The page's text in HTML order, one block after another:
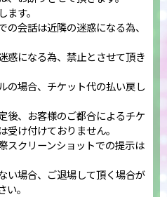
す。
会話は近隣の迷惑になる為、
惑になる為、禁止とさせて頂き
の場合、チケット代の払い戻し
後、お客様のご都合によるチケ
け付けておりません。
スクリーンショットでの提示は
い場合、ご退場して頂く場合が
。